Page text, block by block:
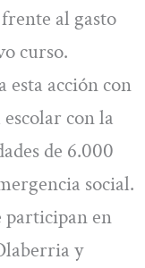
al gasto
curso.
esta acción con
con la
de 6.000
social.
participan en
y